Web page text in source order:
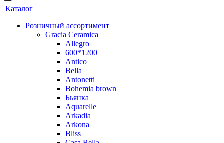
Каталог
Розничный ассортимент
Gracia Ceramica
Allegro
600*1200
Antico
Bella
Antonetti
Bohemia brown
Бьянка
Aquarelle
Arkadia
Arkona
Bliss